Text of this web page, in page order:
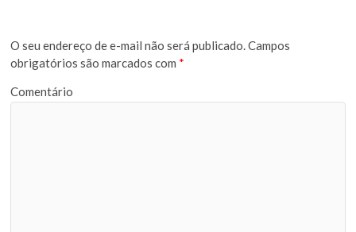
O seu endereço de e-mail não será publicado.Campos
obrigatórios são marcados com *
Comentário